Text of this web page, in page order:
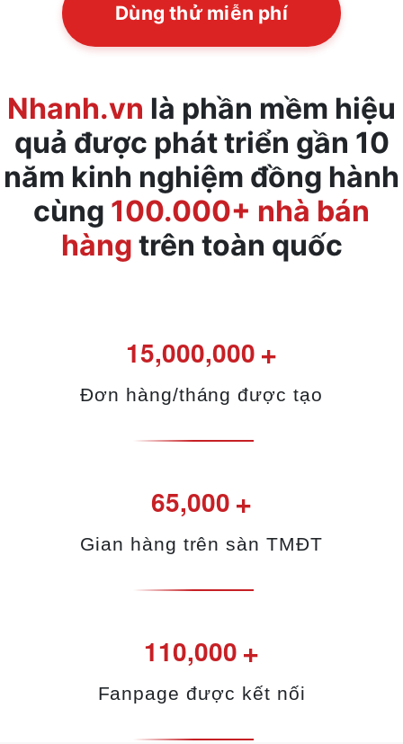
Dùng thử miễn phí
Nhanh.vn là phần mềm hiệu
quả được phát triển gần 10
năm kinh nghiệm đồng hành
cùng 100.000+ nhà bán
hàng trên toàn quốc
15,000,000+
Đơn hàng/tháng được tạo
65,000+
Gian hàng trên sàn TMĐT
110,000+
Fanpage được kết nối